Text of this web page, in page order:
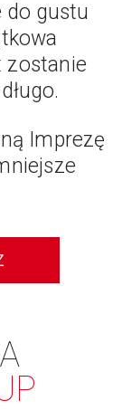
do gustu
zostanie
Imprezę